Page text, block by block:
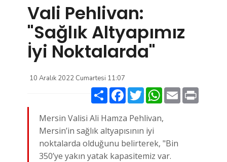
KÜLTÜR SANAT
SPOR
Vali Pehlivan:
"Sağlık Altyapımız
İyi Noktalarda"
10 Aralık 2022 Cumartesi 11:07
Paylaş FacebookTwitter WhatsApp
Email
Mersin Valisi Ali Hamza Pehlivan,
Mersin’in sağlık altyapısının iyi
noktalarda olduğunu belirterek, "Bin
350’ye yakın yatak kapasitemiz var.